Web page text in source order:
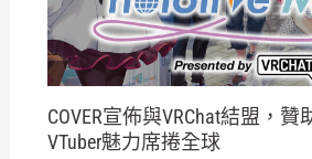
COVER宣佈與VRChat結盟，贊
VTuber魅力席捲全球